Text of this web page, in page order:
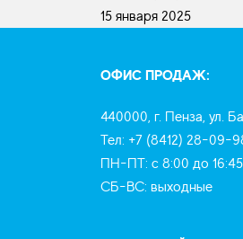
15 января 2025
ОФИС ПРОДАЖ:
440000, г. Пенза, ул.
Тел: +7 (8412) 28-09-
ПН-ПТ: с 8:00 до 16:45
СБ-ВС: выходные